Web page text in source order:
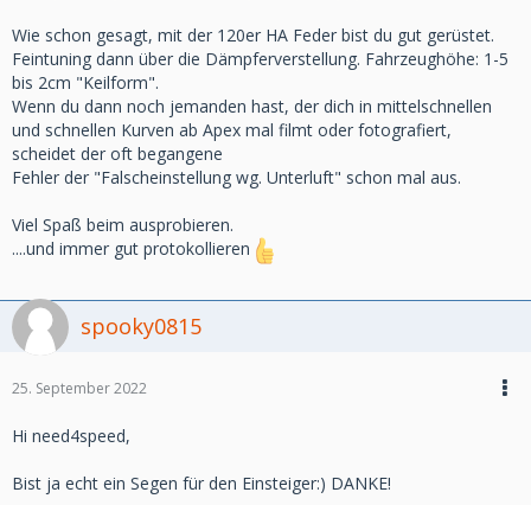
Wie schon gesagt, mit der 120er HA Feder bist du gut gerüstet.
Feintuning dann über die Dämpferverstellung. Fahrzeughöhe: 1-5
bis 2cm "Keilform".
Wenn du dann noch jemanden hast, der dich in mittelschnellen
und schnellen Kurven ab Apex mal filmt oder fotografiert,
scheidet der oft begangene
Fehler der "Falscheinstellung wg. Unterluft" schon mal aus.
Viel Spaß beim ausprobieren.
....und immer gut protokollieren
spooky0815
25. September 2022
Hi need4speed,
Bist ja echt ein Segen für den Einsteiger:) DANKE!